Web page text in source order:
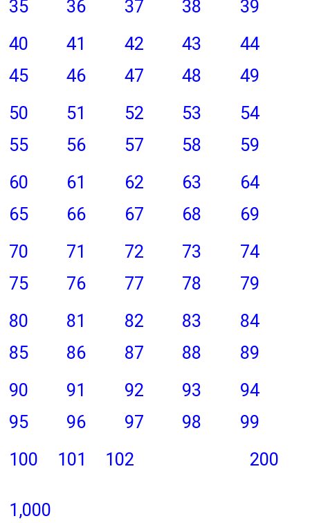
35
36 37 38
39
40
41 42 43
44
45
46 47 48
49
50
51 52 53
54
55
56 57 58
59
60
61 62 63
64
65
66 67 68
69
70
71 72 73
74
75
76 77 78
79
80
81 82 83
84
85
86 87 88
89
90
91 92 93
94
95
96 97 98
99
100
101 102 200
1,000